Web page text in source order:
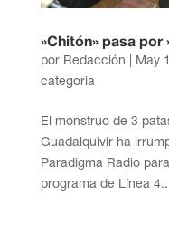
»Chitón» pasa por
por Redacción May
categoria
El monstruo de 3
Guadalquivir ha
Paradigma Radio
programa de Línea